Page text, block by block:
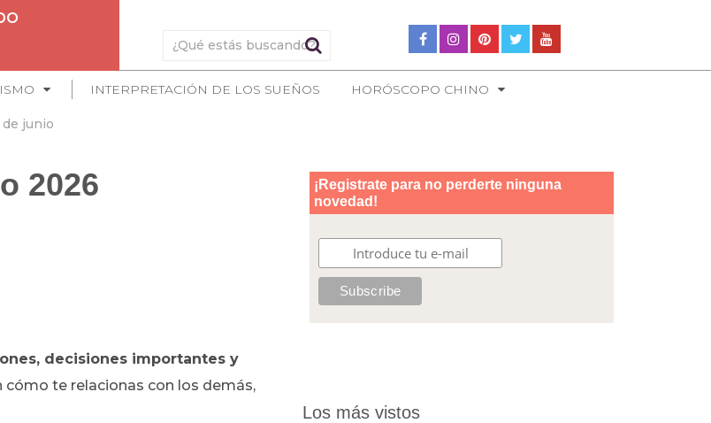
INTERPRETACIÓN DE LOS SUEÑOS HORÓSCOPO CHINO
junio
2026
decisiones importantes y
te relacionas con los demás,
Los más vistos